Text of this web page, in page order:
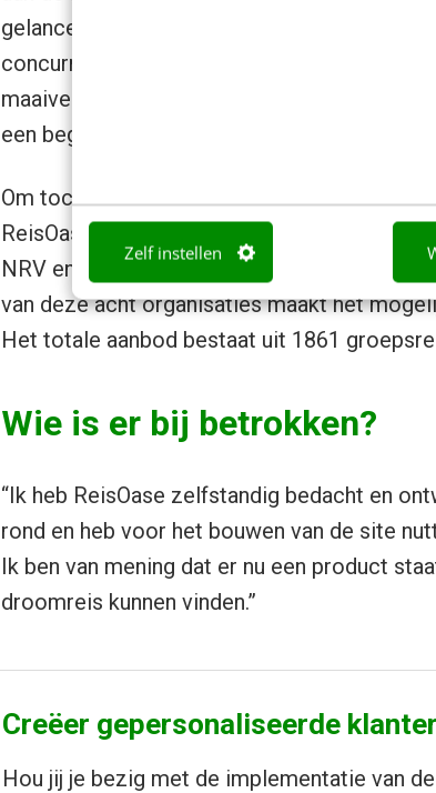
Zelf instellen
gelanceerd is, is het aantal bezoekers nog
concurrentie. Met ReisOase hoop ik echter
maaiveld uitsteekt, zodat bezoekers het
een begrip wordt.
Om toch wat statistieken te noemen:
ReisOase.nl. Alle groepsreizen van Djoser,
NRV en Fox Vakanties kunnen tot in detail
van deze acht organisaties maakt het
Het totale aanbod bestaat uit 1861
Wie is er bij betrokken?
“Ik heb ReisOase zelfstandig bedacht en
rond en heb voor het bouwen van de site
Ik ben van mening dat er nu een product
droomreis kunnen vinden.”
Creëer gepersonaliseerde
Hou jij je bezig met de implementatie van